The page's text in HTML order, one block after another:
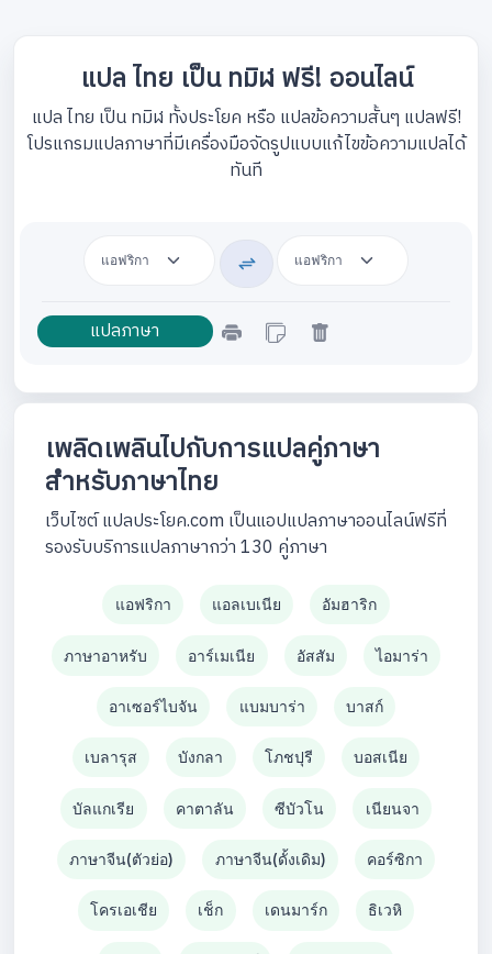
แปล ไทย เป็น ทมิฬ ฟรี! ออนไลน์
แปล ไทย เป็น ทมิฬ ทั้งประโยค หรือ แปลข้อความสั้นๆ แปลฟรี!
โปรแกรมแปลภาษาที่มีเครื่องมือจัดรูปแบบแก้ไขข้อความแปลได้
ทันที
เพลิดเพลินไปกับการแปลคู่ภาษา
สำหรับภาษาไทย
เว็บไซต์ แปลประโยค.com เป็นแอปแปลภาษาออนไลน์ฟรีที่
รองรับบริการแปลภาษากว่า 130 คู่ภาษา
แอฟริกา แอลเบเนีย อัมฮาริก
ภาษาอาหรับ อาร์เมเนีย อัสสัม ไอมาร่า
อาเซอร์ไบจัน แบมบาร่า บาสก์
เบลารุส บังกลา โภชปุรี บอสเนีย
บัลแกเรีย คาตาลัน ซีบัวโน เนียนจา
ภาษาจีน(ตัวย่อ) ภาษาจีน(ดั้งเดิม) คอร์ซิกา
โครเอเชีย เช็ก เดนมาร์ก ธิเวหิ